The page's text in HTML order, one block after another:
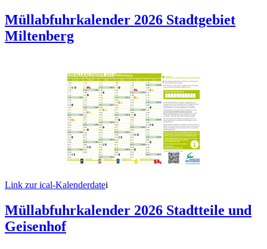
Müllabfuhrkalender 2026 Stadtgebiet
Miltenberg
Link zur ical-Kalenderdatei
Müllabfuhrkalender 2026 Stadtteile und
Geisenhof